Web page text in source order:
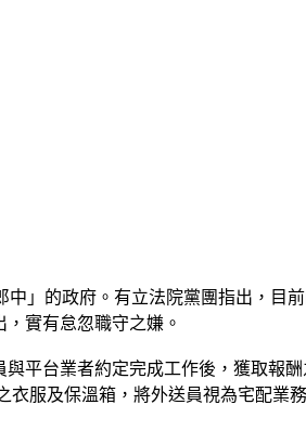
」的政府。有立法院黨團指出，
實有怠忽職守之嫌。
平台業者約定完成工作後，獲取報
衣服及保溫箱，將外送員視為宅配